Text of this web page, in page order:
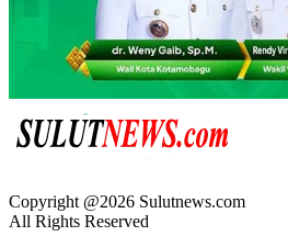
Copyright @2026 Sulutnews.com
All Rights Reserved